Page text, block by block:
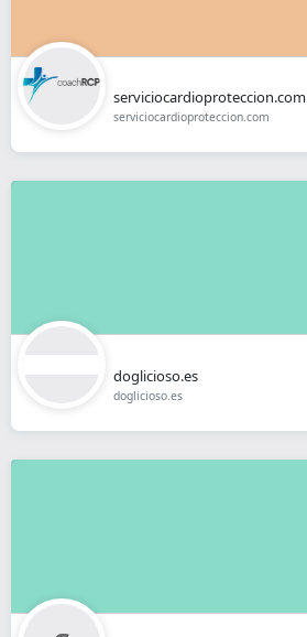
serviciocardioproteccion.com
serviciocardioproteccion.com
doglicioso.es
doglicioso.es